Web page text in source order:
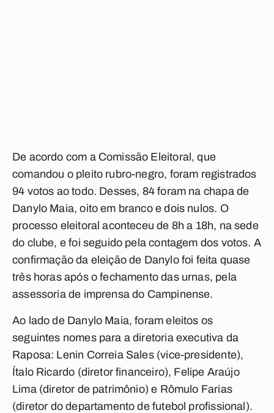
De acordo com a Comissão Eleitoral, que
comandou o pleito rubro-negro, foram registrados
94 votos ao todo. Desses, 84 foram na chapa de
Danylo Maia, oito em branco e dois nulos. O
processo eleitoral aconteceu de 8h a 18h, na sede
do clube, e foi seguido pela contagem dos votos. A
confirmação da eleição de Danylo foi feita quase
três horas após o fechamento das urnas, pela
assessoria de imprensa do Campinense.
Ao lado de Danylo Maia, foram eleitos os
seguintes nomes para a diretoria executiva da
Raposa: Lenin Correia Sales (vice-presidente),
Ítalo Ricardo (diretor financeiro), Felipe Araújo
Lima (diretor de patrimônio) e Rômulo Farias
(diretor do departamento de futebol profissional).